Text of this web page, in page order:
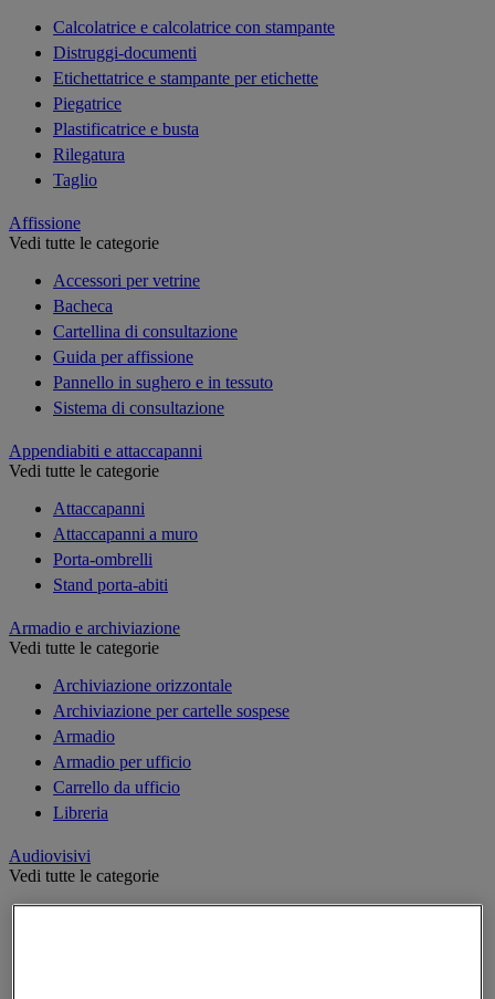
Calcolatrice e calcolatrice con stampante
Distruggi-documenti
Etichettatrice e stampante per etichette
Piegatrice
Plastificatrice e busta
Rilegatura
Taglio
Affissione
Vedi tutte le categorie
Accessori per vetrine
Bacheca
Cartellina di consultazione
Guida per affissione
Pannello in sughero e in tessuto
Sistema di consultazione
Appendiabiti e attaccapanni
Vedi tutte le categorie
Attaccapanni
Attaccapanni a muro
Porta-ombrelli
Stand porta-abiti
Armadio e archiviazione
Vedi tutte le categorie
Archiviazione orizzontale
Archiviazione per cartelle sospese
Armadio
Armadio per ufficio
Carrello da ufficio
Libreria
Audiovisivi
Vedi tutte le categorie
Attrezzature audio e Hi-Fi